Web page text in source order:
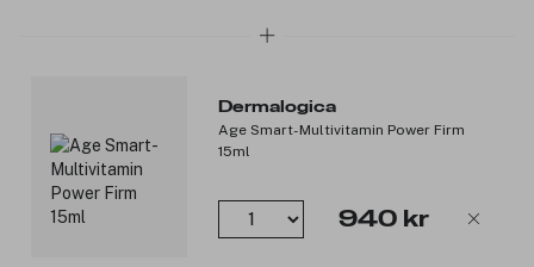
Dermalogica
Age Smart-Multivitamin Power Firm
15ml
940 kr